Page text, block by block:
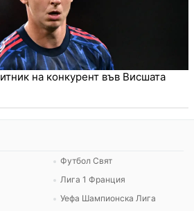
на конкурент във Висшата
Футбол Свят
Лига 1 Франция
Уефа Шампионска Лига